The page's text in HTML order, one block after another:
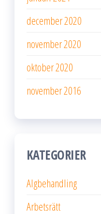
december 2020
november 2020
oktober 2020
november 2016
KATEGORIER
Algbehandling
Arbetsrätt